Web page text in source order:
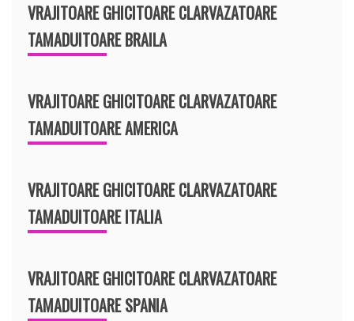
VRAJITOARE GHICITOARE CLARVAZATOARE
TAMADUITOARE BRAILA
VRAJITOARE GHICITOARE CLARVAZATOARE
TAMADUITOARE AMERICA
VRAJITOARE GHICITOARE CLARVAZATOARE
TAMADUITOARE ITALIA
VRAJITOARE GHICITOARE CLARVAZATOARE
TAMADUITOARE SPANIA